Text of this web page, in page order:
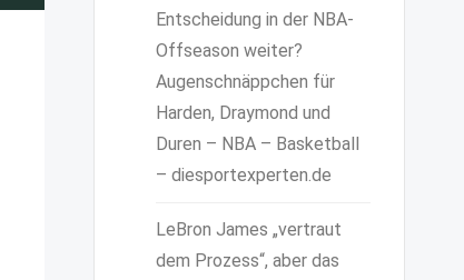
Entscheidung in der NBA-
Offseason weiter?
Augenschnäppchen für
Harden, Draymond und
Duren – NBA – Basketball
– diesportexperten.de
LeBron James „vertraut
dem Prozess“, aber das